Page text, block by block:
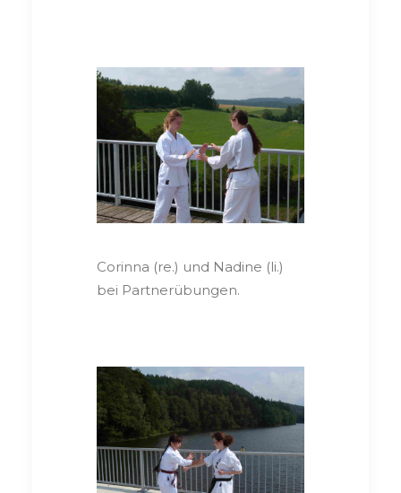
Corinna (re.) und Nadine (li.)
bei Partnerübungen.